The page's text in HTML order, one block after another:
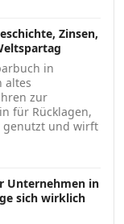
Zinsen,
in
altes
zur
für Rücklagen,
genutzt und wirft
Unternehmen in
sich wirklich